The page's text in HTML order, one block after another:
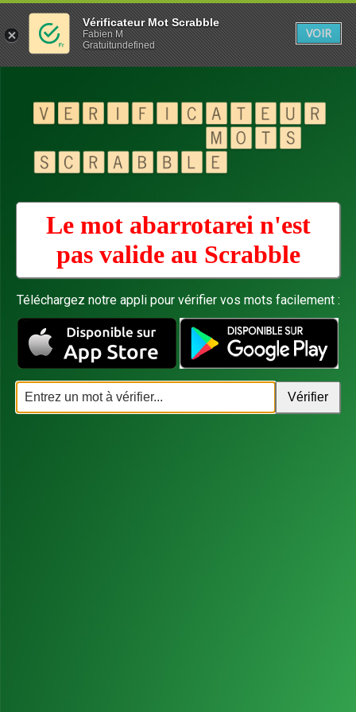
Le mot abarrotarei n'est
pas valide au Scrabble
Téléchargez notre appli pour vérifier vos mots facilement :
Vérificateur Mot Scrabble
Fabien M
Gratuitundefined
VOIR